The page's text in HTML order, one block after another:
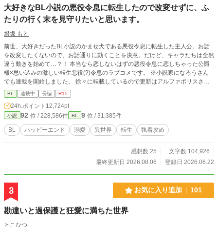
大好きなBL小説の悪役令息に転生したので改変せずに、ふ
たりの行く末を見守りたいと思います。
燈坂 もと
前世、大好きだったBL小説のかませ犬である悪役令息に転生した主人公。お話
を改変したくないので、お話通りに動くことを決意。だけど、キャラたちは全然
違う動きを始めて…？！ 本当なら恋しないはずの悪役令息に恋しちゃった公爵
様×思い込みの激しい転生悪役(?)令息のラブコメです。 ※小説家になろうさん
でも連載を開始しました。 徐々に転載しているので更新はアルファポリスさん
の方が早いですが、いつか更新が追いついたら同時更新になる予定です。
BL 連載中 長編 R15
24h.ポイント 12,724pt
小説 92 位 / 228,586件 BL 9 位 / 31,385件
BL ハッピーエンド 溺愛 異世界 転生 執着攻め
感想数 25
文字数 104,926
最終更新日 2026.08.06
登録日 2026.06.22
3 お気に入り追加 101
勘違いと過保護と狂愛に満ちた世界
とこなつ